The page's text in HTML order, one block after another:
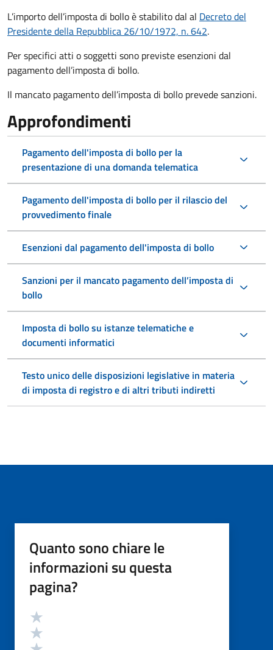
L’importo dell’imposta di bollo è stabilito dal al Decreto del
Presidente della Repubblica 26/10/1972, n. 642.
Per specifici atti o soggetti sono previste esenzioni dal
pagamento dell’imposta di bollo.
Il mancato pagamento dell’imposta di bollo prevede sanzioni.
Approfondimenti
Pagamento dell'imposta di bollo per la
presentazione di una domanda telematica
Pagamento dell'imposta di bollo per il rilascio del
provvedimento finale
Esenzioni dal pagamento dell'imposta di bollo
Sanzioni per il mancato pagamento dell’imposta di
bollo
Imposta di bollo su istanze telematiche e
documenti informatici
Testo unico delle disposizioni legislative in materia
di imposta di registro e di altri tributi indiretti
Quanto sono chiare le
informazioni su questa
pagina?
Valutazione